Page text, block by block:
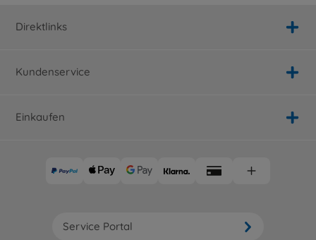
Direktlinks
Kundenservice
Einkaufen
Service Portal